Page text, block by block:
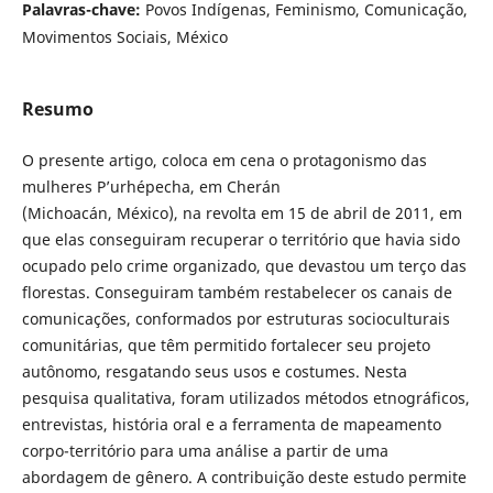
Palavras-chave: Povos Indígenas, Feminismo, Comunicação,
Movimentos Sociais, México
Resumo
O presente artigo, coloca em cena o protagonismo das
mulheres P’urhépecha, em Cherán
(Michoacán, México), na revolta em 15 de abril de 2011, em
que elas conseguiram recuperar o território que havia sido
ocupado pelo crime organizado, que devastou um terço das
florestas. Conseguiram também restabelecer os canais de
comunicações, conformados por estruturas socioculturais
comunitárias, que têm permitido fortalecer seu projeto
autônomo, resgatando seus usos e costumes. Nesta
pesquisa qualitativa, foram utilizados métodos etnográficos,
entrevistas, história oral e a ferramenta de mapeamento
corpo-território para uma análise a partir de uma
abordagem de gênero. A contribuição deste estudo permite